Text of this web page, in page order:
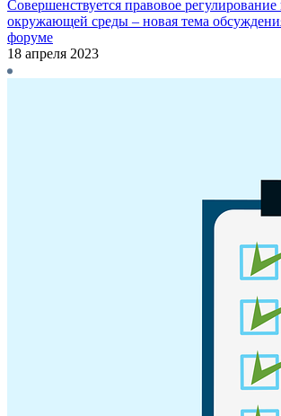
Совершенствуется правовое
окружающей среды – новая тема
форуме
18 апреля 2023